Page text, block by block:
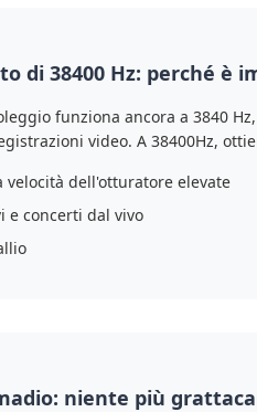
di 38400 Hz: perché è
funziona ancora a 3840
video. A 38400Hz,
velocità dell'otturatore elevate
e concerti dal vivo
niente più